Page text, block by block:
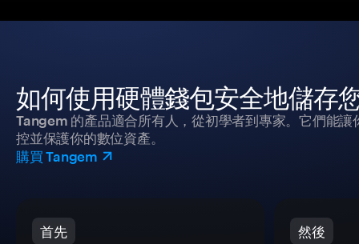
如何使用硬體錢包安全地儲存
Tangem 的產品適合所有人，從初學者到專家。它們能
控並保護你的數位資產。
購買 Tangem
首先 然後